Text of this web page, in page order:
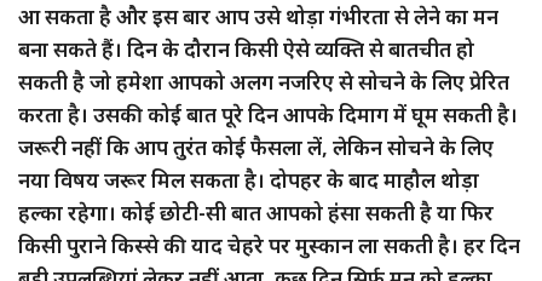
आ सकता है और इस बार आप उसे थोड़ा गंभीरता से लेने का मन
बना सकते हैं। दिन के दौरान किसी ऐसे व्यक्ति से बातचीत हो
सकती है जो हमेशा आपको अलग नजरिए से सोचने के लिए प्रेरित
करता है। उसकी कोई बात पूरे दिन आपके दिमाग में घूम सकती है।
जरूरी नहीं कि आप तुरंत कोई फैसला लें, लेकिन सोचने के लिए
नया विषय जरूर मिल सकता है। दोपहर के बाद माहौल थोड़ा
हल्का रहेगा। कोई छोटी-सी बात आपको हंसा सकती है या फिर
किसी पुराने किस्से की याद चेहरे पर मुस्कान ला सकती है। हर दिन